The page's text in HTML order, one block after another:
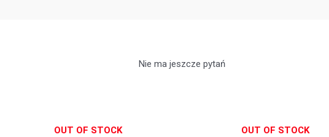
Nie ma jeszcze pytań
OUT OF STOCK OUT OF STOCK